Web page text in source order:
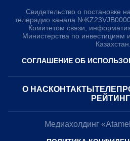
Свидетельство о постановке
телерадио канала
Комитетом связи,
Министерства по инвестициям
Казахстан.
СОГЛАШЕНИЕ ОБ
О НАС КОНТАКТЫ
Медиахолдинг